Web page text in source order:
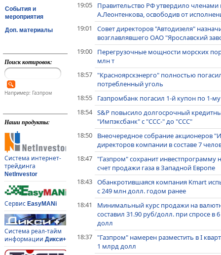
События и
мероприятия
Доп. материалы
Поиск котировок:
Например: Газпром
Наши продукты:
Система интернет-
трейдинга
NetInvestor
Сервис EasyMANi
Система реал-тайм
информации Дикси+
19:05
Правительство РФ утвердило членами
А.Леонтенкова, освободив от
19:01
Совет директоров "Автодизеля"
возглавлявшего ОАО "Ярославский
19:00
Перегрузочные мощности морских
млн т
18:57 "Красноярскэнерго" полностью
потребленный уголь
18:55
Газпромбанк погасил 1-й купон по 1-
18:54 S&P повысило долгосрочный
"Импэксбанк" с "ССС-" до "ССС"
18:50
Внеочередное собрание акционеров
директоров компании в составе 7
18:47 "Газпром" сохранит инвестпрограмму
счет продажи газа в Западной Европе
18:43 Обанкротившаяся компания Kmart
с 249 млн долл. годом ранее
18:41
Минимальный курс продажи на
составил 31.90 руб/долл. при спросе
долл
18:37 "Газпром" намерен разместить в I
1 млрд долл